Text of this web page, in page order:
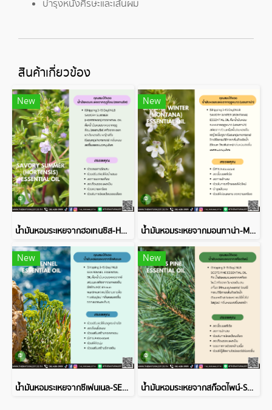
บำรุงหนังศีรษะและเส้นผม
สินค้าเกี่ยวข้อง
New
น้ำมันหอมระเหยจากฮอเทนซิส-HORTENSIS ESSENTIAL OIL
New
น้ำมันหอมระเหยจากมอนทาน่า-MONTANA ESSENTIAL OIL
New
น้ำมันหอมระเหยจากซีเฟนเนล-SEA FENNEL ESSENTIAL OIL
New
น้ำมันหอมระเหยจากสก๊อตไพน์-SCOTS PINE ESSENTIAL OIL